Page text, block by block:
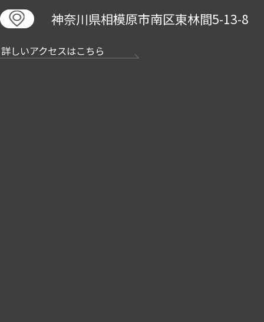
神奈川県相模原市南区東林間5-13-8
詳しいアクセスはこちら